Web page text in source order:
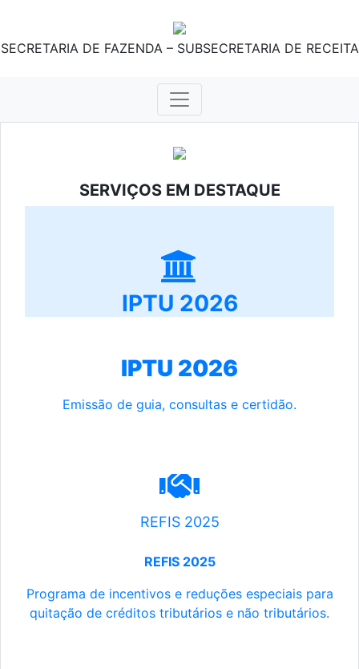
SECRETARIA DE FAZENDA – SUBSECRETARIA DE RECEITA
SERVIÇOS EM DESTAQUE
IPTU 2026
IPTU 2026
Emissão de guia, consultas e certidão.
REFIS 2025
REFIS 2025
Programa de incentivos e reduções especiais para
quitação de créditos tributários e não tributários.